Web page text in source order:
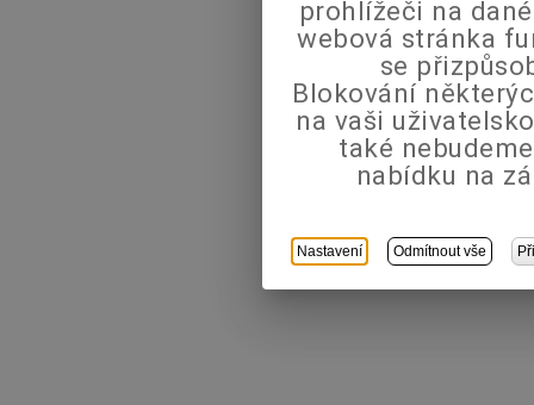
prohlížeči na
webová stránka
se
Blokování
na vaši
také
nabídku na
Nastavení Odmítnout vše